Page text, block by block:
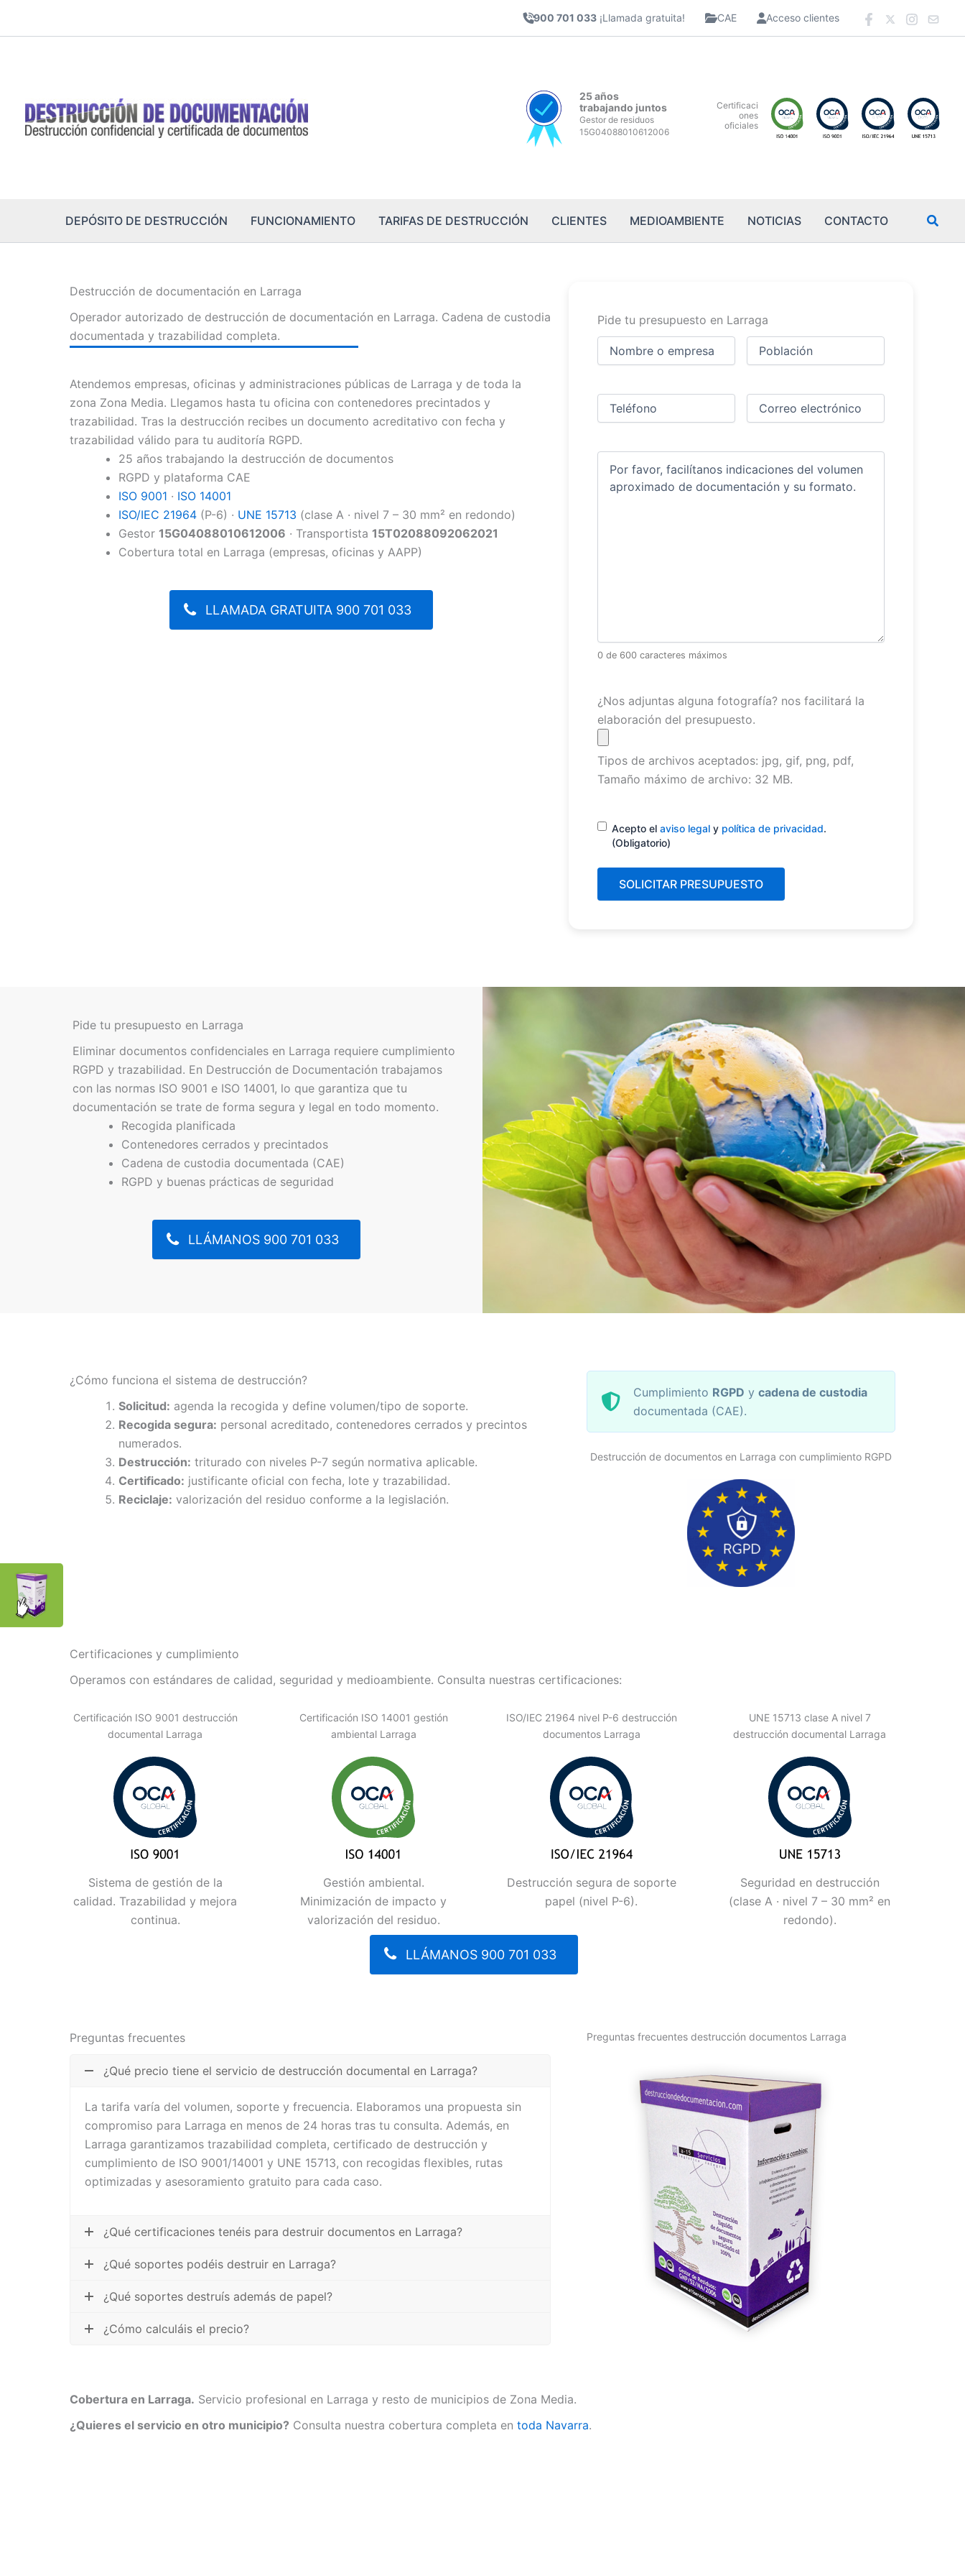
900 701 033 ¡Llamada gratuita! CAE Acceso clientes
25 años
trabajando juntos
Gestor de residuos
15G04088010612006
Certificaci
ones
oficiales
DEPÓSITO DE DESTRUCCIÓN FUNCIONAMIENTO TARIFAS DE DESTRUCCIÓN CLIENTES MEDIOAMBIENTE NOTICIAS CONTACTO
Destrucción de documentación en Larraga
Operador autorizado de destrucción de documentación en Larraga. Cadena de custodia
documentada y trazabilidad completa.
Atendemos empresas, oficinas y administraciones públicas de Larraga y de toda la
zona Zona Media. Llegamos hasta tu oficina con contenedores precintados y
trazabilidad. Tras la destrucción recibes un documento acreditativo con fecha y
trazabilidad válido para tu auditoría RGPD.
25 años trabajando la destrucción de documentos
RGPD y plataforma CAE
ISO 9001 · ISO 14001
ISO/IEC 21964 (P-6) · UNE 15713 (clase A · nivel 7 – 30 mm² en redondo)
Gestor 15G04088010612006 · Transportista 15T02088092062021
Cobertura total en Larraga (empresas, oficinas y AAPP)
LLAMADA GRATUITA 900 701 033
Pide tu presupuesto en Larraga
Nombre
Ciudad
Teléfono
Correo
electrónico (Obligatorio)
Comentarios
0 de 600 caracteres máximos
Archivo
¿Nos adjuntas alguna fotografía? nos facilitará la
elaboración del presupuesto.
Tipos de archivos aceptados: jpg, gif, png, pdf,
Tamaño máximo de archivo: 32 MB.
Consentimiento (Obligatorio)
Acepto el aviso legal y política de privacidad.
(Obligatorio)
Pide tu presupuesto en Larraga
Eliminar documentos confidenciales en Larraga requiere cumplimiento
RGPD y trazabilidad. En Destrucción de Documentación trabajamos
con las normas ISO 9001 e ISO 14001, lo que garantiza que tu
documentación se trate de forma segura y legal en todo momento.
Recogida planificada
Contenedores cerrados y precintados
Cadena de custodia documentada (CAE)
RGPD y buenas prácticas de seguridad
LLÁMANOS 900 701 033
¿Cómo funciona el sistema de destrucción?
Solicitud: agenda la recogida y define volumen/tipo de soporte.
Recogida segura: personal acreditado, contenedores cerrados y precintos
numerados.
Destrucción: triturado con niveles P-7 según normativa aplicable.
Certificado: justificante oficial con fecha, lote y trazabilidad.
Reciclaje: valorización del residuo conforme a la legislación.
Cumplimiento RGPD y cadena de custodia
documentada (CAE).
Destrucción de documentos en Larraga con cumplimiento RGPD
Certificaciones y cumplimiento
Operamos con estándares de calidad, seguridad y medioambiente. Consulta nuestras certificaciones:
Certificación ISO 9001 destrucción
documental Larraga
Sistema de gestión de la
calidad. Trazabilidad y mejora
continua.
Certificación ISO 14001 gestión
ambiental Larraga
Gestión ambiental.
Minimización de impacto y
valorización del residuo.
ISO/IEC 21964 nivel P-6 destrucción
documentos Larraga
Destrucción segura de soporte
papel (nivel P-6).
UNE 15713 clase A nivel 7
destrucción documental Larraga
Seguridad en destrucción
(clase A · nivel 7 – 30 mm² en
redondo).
LLÁMANOS 900 701 033
Preguntas frecuentes
¿Qué precio tiene el servicio de destrucción documental en Larraga?
La tarifa varía del volumen, soporte y frecuencia. Elaboramos una propuesta sin
compromiso para Larraga en menos de 24 horas tras tu consulta. Además, en
Larraga garantizamos trazabilidad completa, certificado de destrucción y
cumplimiento de ISO 9001/14001 y UNE 15713, con recogidas flexibles, rutas
optimizadas y asesoramiento gratuito para cada caso.
¿Qué certificaciones tenéis para destruir documentos en Larraga?
¿Qué soportes podéis destruir en Larraga?
¿Qué soportes destruís además de papel?
¿Cómo calculáis el precio?
Preguntas frecuentes destrucción documentos Larraga
Cobertura en Larraga. Servicio profesional en Larraga y resto de municipios de Zona Media.
¿Quieres el servicio en otro municipio? Consulta nuestra cobertura completa en toda Navarra.